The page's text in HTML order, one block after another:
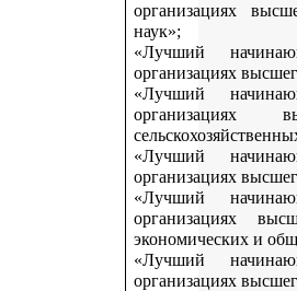
организациях
наук»;
«Лучший
организациях
«Лучший
организациях
«Лучший
организациях
«Лучший
организациях
экономических и
«Лучший
организациях